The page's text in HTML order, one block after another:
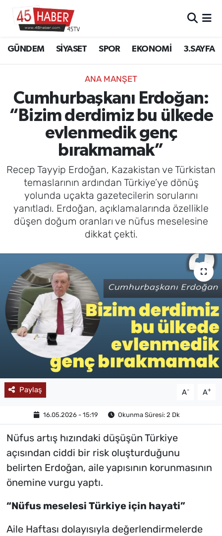
GÜNDEM SİYASET SPOR EKONOMİ 3.SAYFA
ANA MANŞET
Cumhurbaşkanı Erdoğan:
“Bizim derdimiz bu ülkede
evlenmedik genç
bırakmamak”
Recep Tayyip Erdoğan, Kazakistan ve Türkistan
temaslarının ardından Türkiye’ye dönüş
yolunda uçakta gazetecilerin sorularını
yanıtladı. Erdoğan, açıklamalarında özellikle
düşen doğum oranları ve nüfus meselesine
dikkat çekti.
Paylaş A- A+
16.05.2026 - 15:19 Okunma Süresi: 2 Dk
Nüfus artış hızındaki düşüşün Türkiye
açısından ciddi bir risk oluşturduğunu
belirten Erdoğan, aile yapısının korunmasının
önemine vurgu yaptı.
“Nüfus meselesi Türkiye için hayati”
Aile Haftası dolayısıyla değerlendirmelerde
SİYASET
EKONOMİ
3.SAYFA
EĞİTİM
SAĞLIK
YAŞAM
Manisa Hava Durumu
Manisa Trafik Yoğunluk Haritası
Süper Lig Puan Durumu ve Fikstür
Tüm Manşetler
Son Dakika Haberleri
Haber Arşivi